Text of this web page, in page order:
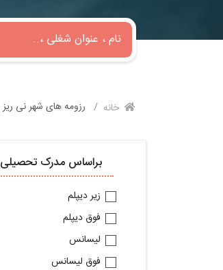
خانه رزومه های شهر نی ریز
براساس مدرک تحصیلی
زیر دیپلم
فوق دیپلم
لیسانس
فوق لیسانس